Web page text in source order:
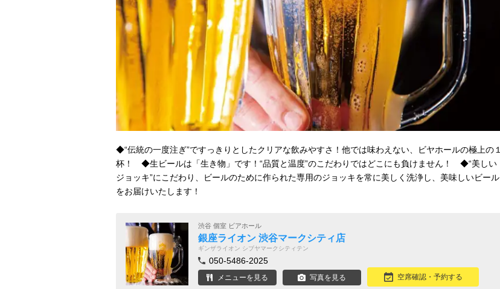
◆“伝統の一度注ぎ”ですっきりとしたクリアな飲みやすさ！他では味わえない、ビヤホールの極上の１
杯！ ◆生ビールは「生き物」です！“品質と温度”のこだわりではどこにも負けません！ ◆“美しい
ジョッキ”にこだわり、ビールのために作られた専用のジョッキを常に美しく洗浄し、美味しいビール
をお届けいたします！
渋谷 個室 ビアホール
銀座ライオン 渋谷マークシティ店
ギンザライオン シブヤマークシティテン
050-5486-2025
メニューを見る 写真を見る 空席確認・予約する